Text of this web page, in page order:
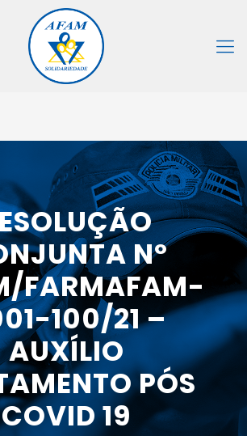
Nº
FARMAFAM-
100/21 –
AUXÍLIO
PÓS
COVID 19